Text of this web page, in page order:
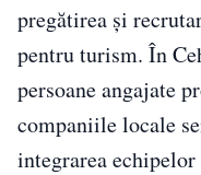
pregătirea și
pentru turism. În
persoane angajate
companiile locale
integrarea